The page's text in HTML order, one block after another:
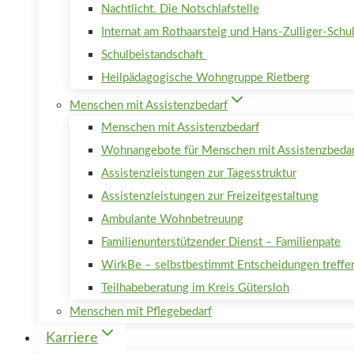
Nachtlicht. Die Notschlafstelle
Internat am Rothaarsteig und Hans-Zulliger-
Schulbeistandschaft
Heilpädagogische Wohngruppe Rietberg
Menschen mit Assistenzbedarf
Menschen mit Assistenzbedarf
Wohnangebote für Menschen mit
Assistenzleistungen zur Tagesstruktur
Assistenzleistungen zur Freizeitgestaltung
Ambulante Wohnbetreuung
Familienunterstützender Dienst – Familienpate
WirkBe – selbstbestimmt Entscheidungen
Teilhabeberatung im Kreis Gütersloh
Menschen mit Pflegebedarf
Karriere